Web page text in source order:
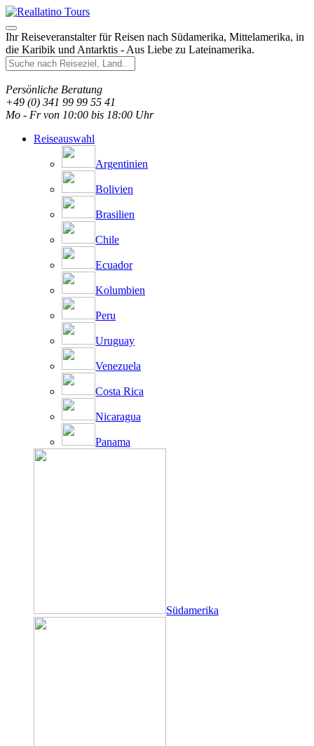
Ihr Reiseveranstalter für Reisen nach Südamerika, Mittelamerika, in
die Karibik und Antarktis - Aus Liebe zu Lateinamerika.
Persönliche Beratung
+49 (0) 341 99 99 55 41
Mo - Fr von 10:00 bis 18:00 Uhr
Reiseauswahl
Argentinien
Bolivien
Brasilien
Chile
Ecuador
Kolumbien
Peru
Uruguay
Venezuela
Costa Rica
Nicaragua
Panama
Südamerika